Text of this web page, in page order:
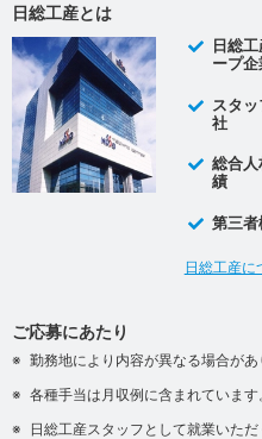
日総工産とは
日総
ープ企
スタ
社
総合
績
第三
日総工産に
ご応募にあたり
勤務地により内容が異なる場合があ
各種手当は月収例に含まれています
日総工産スタッフとして就業いた